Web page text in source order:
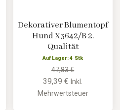
Dekorativer Blumentopf
Hund X3642/B 2.
Qualität
Auf Lager: 4 Stk
47,83 €
39,39 €Inkl.
Mehrwertsteuer